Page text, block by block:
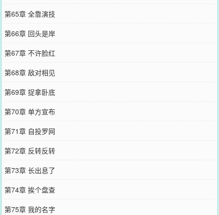
第65章 全靠演技
第66章 回头是岸
第67章 不许脸红
第68章 敌对相见
第69章 捉拿卧底
第70章 单方宣布
第71章 自投罗网
第72章 反转反转
第73章 长出息了
第74章 挨个盘查
第75章 我的名字